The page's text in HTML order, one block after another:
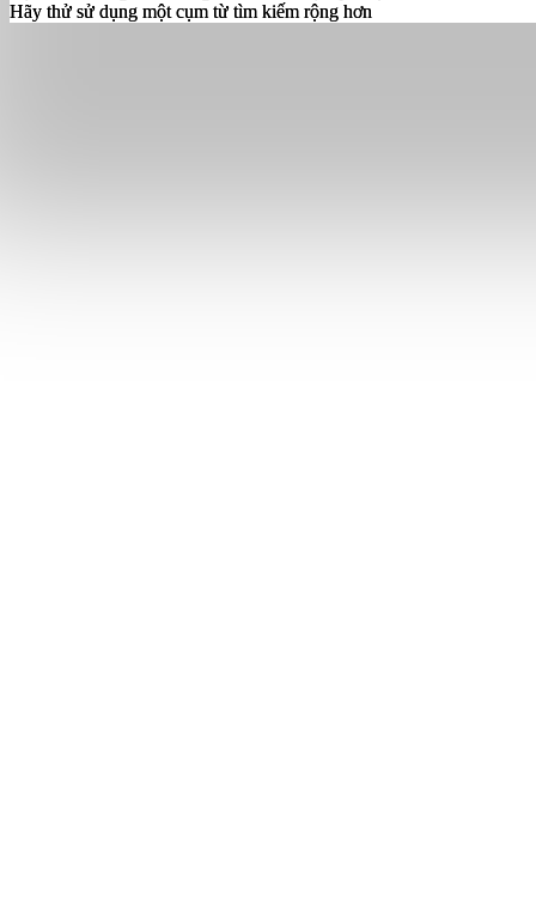
Hãy thử sử dụng một cụm từ tìm kiếm rộng hơn
Hãy thử sử dụng một cụm từ tìm kiếm rộng hơn